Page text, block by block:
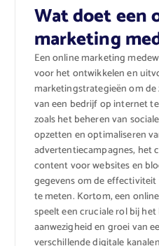
Wat doet een
marketing
Een online marketing
voor het ontwikkelen en
marketingstrategieën om
van een bedrijf op internet
zoals het beheren van
opzetten en optimaliseren
advertentiecampagnes, het
content voor websites en
gegevens om de
te meten. Kortom, een
speelt een cruciale rol bij
aanwezigheid en groei van
verschillende digitale